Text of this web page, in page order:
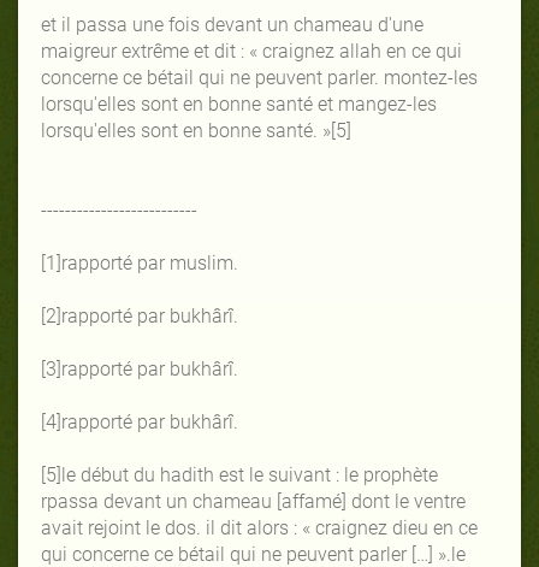
et il passa une fois devant un chameau d'une
maigreur extrême et dit : « craignez allah en ce qui
concerne ce bétail qui ne peuvent parler. montez-les
lorsqu'elles sont en bonne santé et mangez-les
lorsqu'elles sont en bonne santé. »[5]
--------------------------
[1]rapporté par muslim.
[2]rapporté par bukhârî.
[3]rapporté par bukhârî.
[4]rapporté par bukhârî.
[5]le début du hadith est le suivant : le prophète
rpassa devant un chameau [affamé] dont le ventre
avait rejoint le dos. il dit alors : « craignez dieu en ce
qui concerne ce bétail qui ne peuvent parler […] ».le